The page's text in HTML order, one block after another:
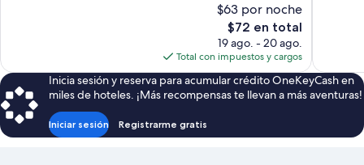
$63 por noche
El
precio
actual
es
de
$72
$72 en total
19 ago. - 20 ago.
Total con impuestos y cargos
Inicia sesión y reserva para acumular crédito OneKeyCash en
miles de hoteles. ¡Más recompensas te llevan a más aventuras!
Iniciar sesión Registrarme gratis